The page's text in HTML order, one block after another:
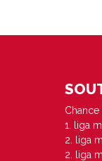
1. liga
2. liga
2. liga